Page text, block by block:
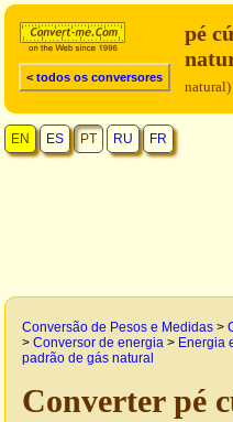
< todos os conversores
pé
natural)
EN ES PT RU FR
Conversão de Pesos e Medidas >
> Conversor de energia > Energia
padrão de gás natural
Converter pé